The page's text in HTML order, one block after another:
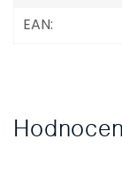
EAN: